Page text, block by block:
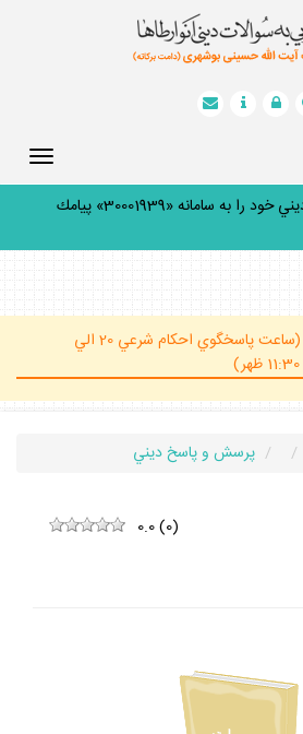
شما مي توانيد سوالات ديني خود را به سامانه «30001939» پيامك
(ساعت پاسخگوي احكام شرعي 20 الي
پرسش و پاسخ ديني
0.0(0)